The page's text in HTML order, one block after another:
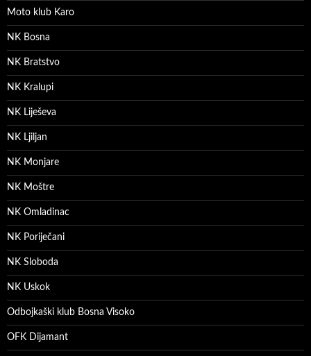
Moto klub Karo
NK Bosna
NK Bratstvo
NK Kralupi
NK Liješeva
NK Ljiljan
NK Monjare
NK Moštre
NK Omladinac
NK Poriječani
NK Sloboda
NK Uskok
Odbojkaški klub Bosna Visoko
OFK Dijamant